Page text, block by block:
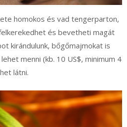
homokos és vad tengerparton,
és bevetheti magát
kirándulunk, bőgőmajmokat is
menni (kb. 10 US$, minimum 4
látni.